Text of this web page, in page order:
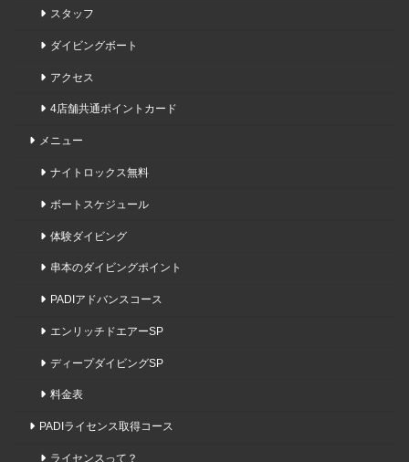
スタッフ
ダイビングボート
アクセス
4店舗共通ポイントカード
メニュー
ナイトロックス無料
ボートスケジュール
体験ダイビング
串本のダイビングポイント
PADIアドバンスコース
エンリッチドエアーSP
ディープダイビングSP
料金表
PADIライセンス取得コース
ライセンスって？